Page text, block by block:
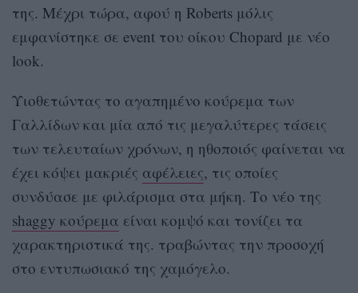
της. Μέχρι τώρα, αφού η Roberts μόλις
εμφανίστηκε σε event του οίκου Chopard με νέο
look.
Υιοθετώντας το αγαπημένο κούρεμα των
Γαλλίδων και μία από τις μεγαλύτερες τάσεις
των τελευταίων χρόνων, η ηθοποιός φαίνεται να
έχει κόψει μακριές αφέλειες, τις οποίες
συνδύασε με φιλάρισμα στα μήκη. Το νέο της
shaggy κούρεμα είναι κομψό και τονίζει τα
χαρακτηριστικά της. τραβώντας την προσοχή
στο εντυπωσιακό της χαμόγελο.